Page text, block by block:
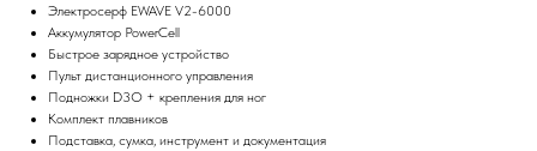
Электросерф EWAVE V2-6000
Аккумулятор PowerCell
Быстрое зарядное устройство
Пульт дистанционного управления
Подножки D3O + крепления для ног
Комплект плавников
Подставка, сумка, инструмент и документация